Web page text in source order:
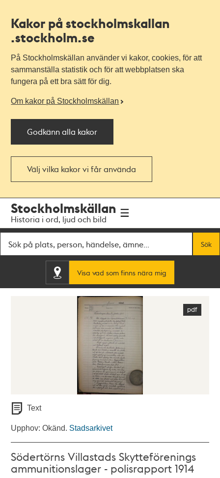
Kakor på stockholmskallan
.stockholm.se
På Stockholmskällan använder vi kakor, cookies, för att
sammanställa statistik och för att webbplatsen ska
fungera på ett bra sätt för dig.
Om kakor på Stockholmskällan
Godkänn alla kakor
Välj vilka kakor vi får använda
navigationen
huvudinnehållet
Stockholmskällan
Historia i ord, ljud och bild
Sök
Visa vad som finns nära mig
Text
Upphov: Okänd. Stadsarkivet
Södertörns Villastads Skytteförenings
ammunitionslager - polisrapport 1914